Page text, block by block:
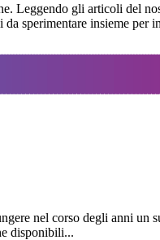
Leggendo gli articoli del
sperimentare insieme per
nel corso degli anni un
disponibili...